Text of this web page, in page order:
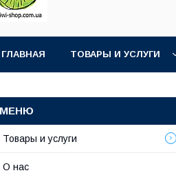
ГЛАВНАЯ ТОВАРЫ И УСЛУГИ
Товары и услуги
О нас